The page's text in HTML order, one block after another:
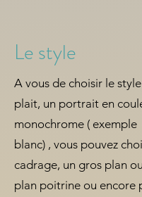
Le style
A vous de choisir le
plait, un portrait en
monochrome (
blanc) , vous pouvez
cadrage, un gros plan
plan poitrine ou encore